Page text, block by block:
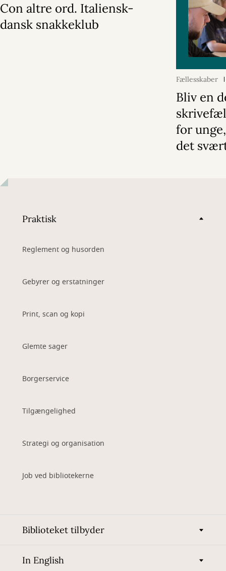
Con altre ord. Italiensk-
dansk snakkeklub
Fællesskaber
Bliv en
for
det
Praktisk
Reglement og husorden
Gebyrer og erstatninger
Print, scan og kopi
Glemte sager
Borgerservice
Tilgængelighed
Strategi og organisation
Job ved bibliotekerne
Biblioteket tilbyder
In English